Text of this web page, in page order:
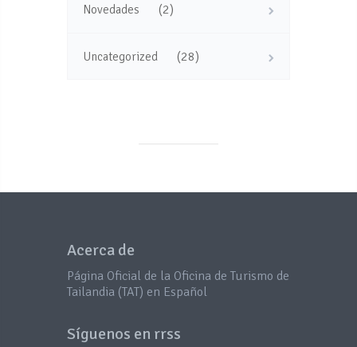
Novedades (2)
Uncategorized (28)
Acerca de
Página Oficial de la Oficina de Turismo de
Tailandia (TAT) en Español
Síguenos en rrss